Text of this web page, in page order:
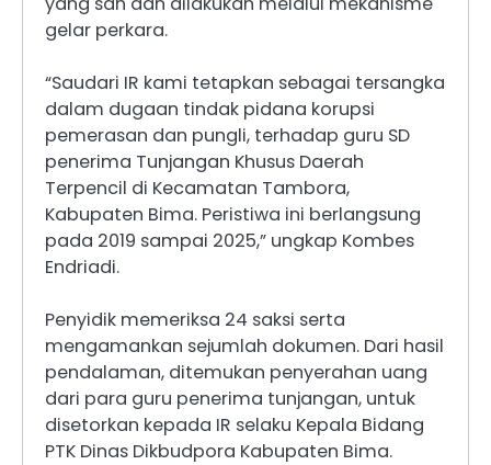
gelar perkara.
“Saudari IR kami tetapkan sebagai tersangka
dalam dugaan tindak pidana korupsi
pemerasan dan pungli, terhadap guru SD
penerima Tunjangan Khusus Daerah
Terpencil di Kecamatan Tambora,
Kabupaten Bima. Peristiwa ini berlangsung
pada 2019 sampai 2025,” ungkap Kombes
Endriadi.
Penyidik memeriksa 24 saksi serta
mengamankan sejumlah dokumen. Dari hasil
pendalaman, ditemukan penyerahan uang
dari para guru penerima tunjangan, untuk
disetorkan kepada IR selaku Kepala Bidang
PTK Dinas Dikbudpora Kabupaten Bima.